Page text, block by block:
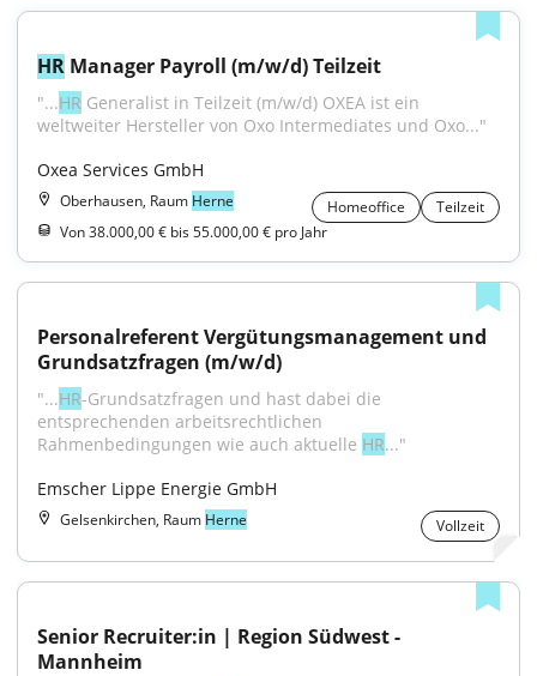
HR Manager Payroll (m/w/d) Teilzeit
"...HR Generalist in Teilzeit (m/w/d) OXEA ist ein
weltweiter Hersteller von Oxo Intermediates und Oxo..."
Oxea Services GmbH
Oberhausen, Raum Herne Homeoffice
Teilzeit
Von 38.000,00 € bis 55.000,00 € pro Jahr
Personalreferent Vergütungsmanagement und
Grundsatzfragen (m/w/d)
"...HR-Grundsatzfragen und hast dabei die
entsprechenden arbeitsrechtlichen
Rahmenbedingungen wie auch aktuelle HR..."
Emscher Lippe Energie GmbH
Gelsenkirchen, Raum Herne Vollzeit
Senior Recruiter:in | Region Südwest -
Mannheim